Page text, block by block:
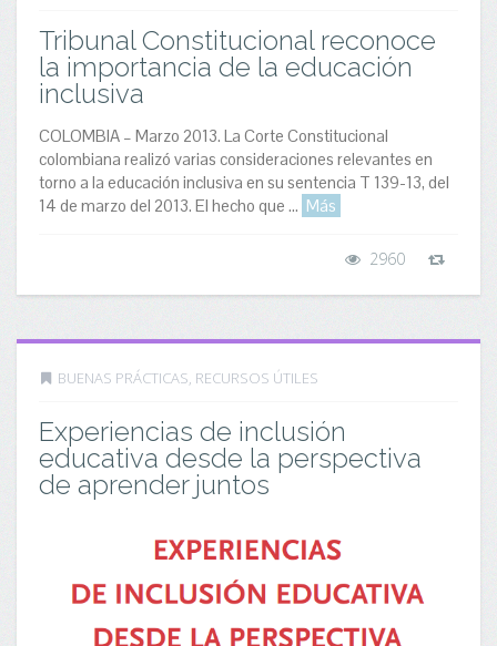
Tribunal Constitucional reconoce
la importancia de la educación
inclusiva
COLOMBIA – Marzo 2013. La Corte Constitucional
colombiana realizó varias consideraciones relevantes en
torno a la educación inclusiva en su sentencia T 139-13, del
14 de marzo del 2013. El hecho que ... Más
2960
BUENAS PRÁCTICAS, RECURSOS ÚTILES
Experiencias de inclusión
educativa desde la perspectiva
de aprender juntos